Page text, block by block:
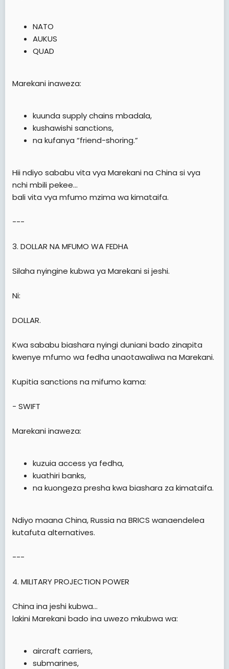
NATO
AUKUS
QUAD
Marekani inaweza:
kuunda supply chains mbadala,
kushawishi sanctions,
na kufanya “friend-shoring.”
Hii ndiyo sababu vita vya Marekani na China si vya
nchi mbili pekee…
bali vita vya mfumo mzima wa kimataifa.
---
3. DOLLAR NA MFUMO WA FEDHA
Silaha nyingine kubwa ya Marekani si jeshi.
Ni:
DOLLAR.
Kwa sababu biashara nyingi duniani bado zinapita
kwenye mfumo wa fedha unaotawaliwa na Marekani.
Kupitia sanctions na mifumo kama:
- SWIFT
Marekani inaweza:
kuzuia access ya fedha,
kuathiri banks,
na kuongeza presha kwa biashara za kimataifa.
Ndiyo maana China, Russia na BRICS wanaendelea
kutafuta alternatives.
---
4. MILITARY PROJECTION POWER
China ina jeshi kubwa…
lakini Marekani bado ina uwezo mkubwa wa:
aircraft carriers,
submarines,